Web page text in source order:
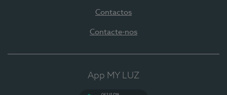
Contactos
Contacte-nos
App MY LUZ